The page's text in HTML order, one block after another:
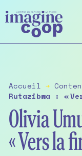
to
the
content
Accueil ➔
Rutazibwa : «
Olivia
« Vers la